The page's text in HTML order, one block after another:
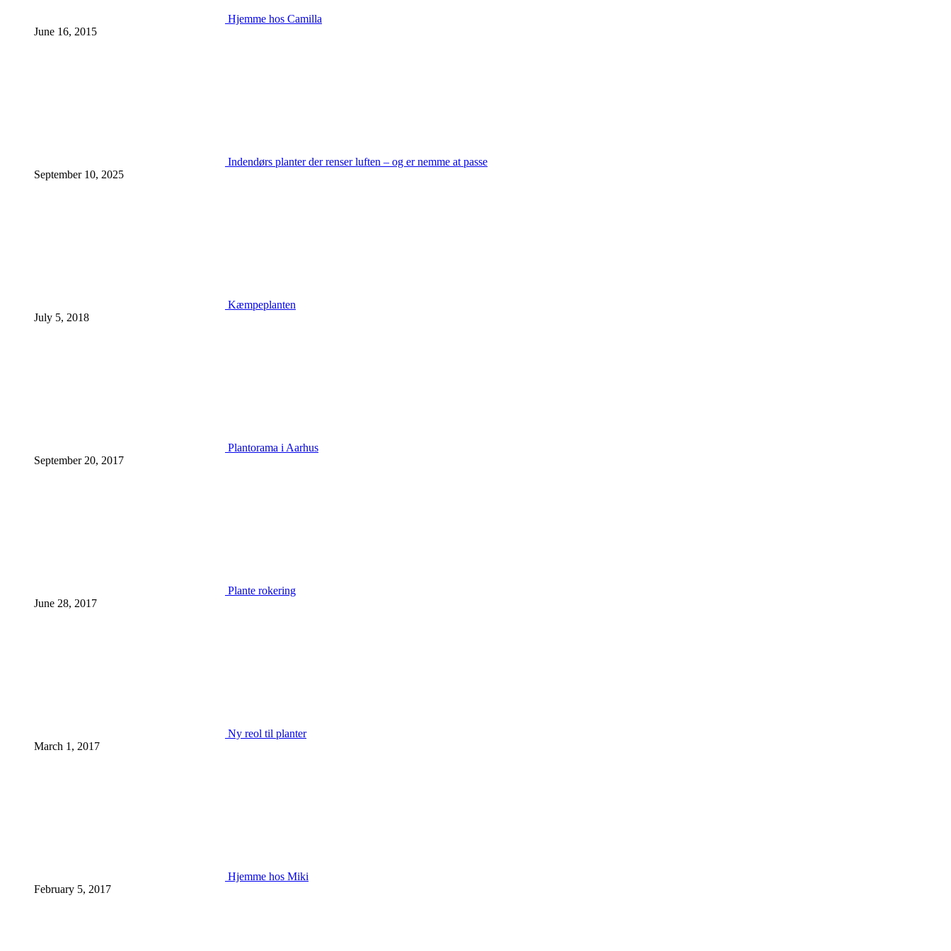
Hjemme hos Camilla
June 16, 2015
Indendørs planter der renser luften – og er nemme at passe
September 10, 2025
Kæmpeplanten
July 5, 2018
Plantorama i Aarhus
September 20, 2017
Plante rokering
June 28, 2017
Ny reol til planter
March 1, 2017
Hjemme hos Miki
February 5, 2017